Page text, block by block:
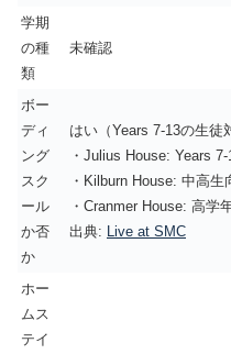
学期
の種
類
未確認
ボー
ディ
ング
スク
ール
か否
か
はい（Years 7-13の生徒
・Julius House: Years 7-
・Kilburn House: 中高生
・Cranmer House: 高学
出典:
Live at SMC
ホー
ムス
テイ